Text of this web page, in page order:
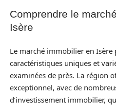
Comprendre le
Isère
Le marché immobilier en Isère
caractéristiques uniques et
examinées de près. La région
exceptionnel, avec de
d’investissement immobilier,